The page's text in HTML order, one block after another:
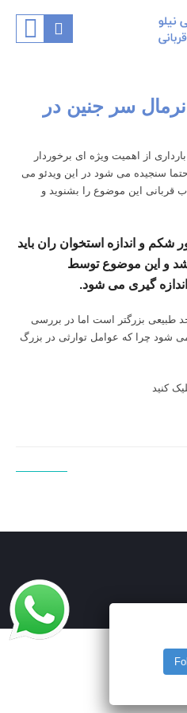
سر جنین در
از اهمیت ویژه ای برخوردار
سنجیده می شود در این ویدئو می
قربانی این موضوع را بشنوید و
شکم و اندازه استخوان ران باید
و این موضوع توسط
گیری می شود.
طبیعی بزرگتر است اما در بررسی
شود چرا که عوامل توارثی در بزرگ
کنید